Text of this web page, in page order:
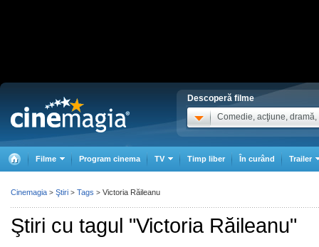
Descoperă filme
Comedie, acţiune, dramă,
Filme Program cinema TV Timp liber În curând Trailer
Ştiri cu tagul "Victoria Răileanu"
Cinemagia > Ştiri > Tags > Victoria Răileanu